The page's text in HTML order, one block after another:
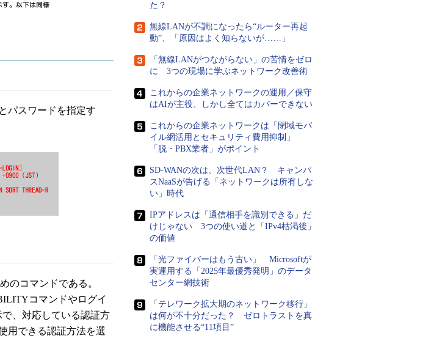
パスワードを指定す
のコマンドである。
コマンドやログイ
、対応している認証方
用できる認証方法を選
た？
無線LANが不調になったら“ルーター再起
動”、「原因はよく知らないが……」
「無線LANがつながらない」の苦情をゼロ
に 3つの現場に学ぶネットワーク改善術
これからの企業ネットワークの運用／保守
はAIが主役、しかし全てはカバーできない
これからの企業ネットワークは「閉域モバ
イル網活用とセキュリティ費用抑制」
「脱・PBX業者」がポイント
SD-WANの次は、次世代LAN？ キャンパ
スNaaSが告げる「ネットワークは所有しな
い」時代
IPアドレスは「通信相手を識別できる」だ
けじゃない 3つの使い道と「IPv4枯渇後」
の価値
「光ファイバーはもう古い」 Microsoftが
実運用する「2025年最優秀発明」のデータ
センター網技術
「テレワーク拡大期のネットワーク移行」
は何が不十分だった？ ゼロトラストを真
に機能させる“11項目”